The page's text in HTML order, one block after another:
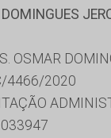
OSMAR
4466/2020